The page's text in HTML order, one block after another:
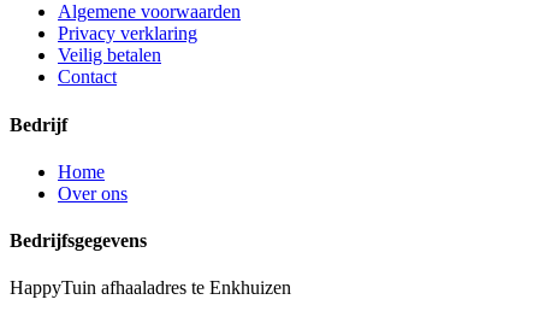
Algemene voorwaarden
Privacy verklaring
Veilig betalen
Contact
Bedrijf
Home
Over ons
Bedrijfsgegevens
HappyTuin afhaaladres te Enkhuizen